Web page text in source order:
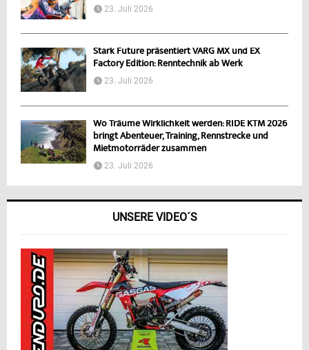
23. Juli 2026
Stark Future präsentiert VARG MX und EX
Factory Edition: Renntechnik ab Werk
23. Juli 2026
Wo Träume Wirklichkeit werden: RIDE KTM 2026
bringt Abenteuer, Training, Rennstrecke und
Mietmotorräder zusammen
23. Juli 2026
UNSERE VIDEO´S